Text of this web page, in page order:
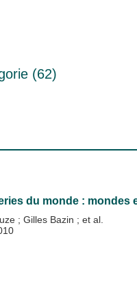
(62)
du monde : mondes
; Gilles Bazin ; et al.